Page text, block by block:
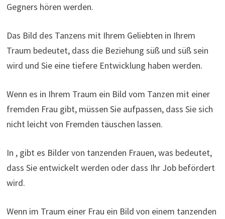
Gegners hören werden.
Das Bild des Tanzens mit Ihrem Geliebten in Ihrem
Traum bedeutet, dass die Beziehung süß und süß sein
wird und Sie eine tiefere Entwicklung haben werden.
Wenn es in Ihrem Traum ein Bild vom Tanzen mit einer
fremden Frau gibt, müssen Sie aufpassen, dass Sie sich
nicht leicht von Fremden täuschen lassen.
In , gibt es Bilder von tanzenden Frauen, was bedeutet,
dass Sie entwickelt werden oder dass Ihr Job befördert
wird.
Wenn im Traum einer Frau ein Bild von einem tanzenden